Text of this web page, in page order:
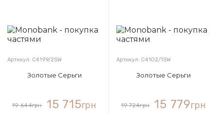
Артикул: С4199/2SW
Золотые Серьги
19 644грн 15 715грн
Артикул: С4102/1SW
Золотые Серьги
19 724грн 15 779грн